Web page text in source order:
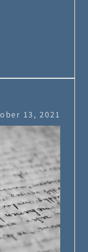
13, 2021